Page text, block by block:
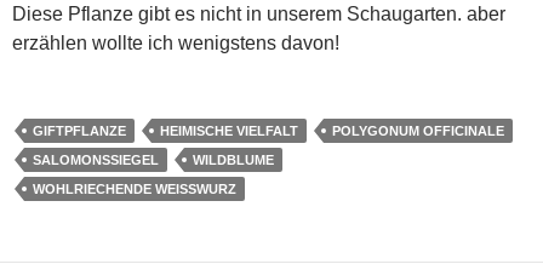
Diese Pflanze gibt es nicht in unserem Schaugarten. aber
erzählen wollte ich wenigstens davon!
GIFTPFLANZE HEIMISCHE VIELFALT
POLYGONUM OFFICINALE
SALOMONSSIEGEL
WILDBLUME
WOHLRIECHENDE WEISSWURZ